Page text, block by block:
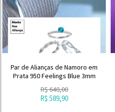
Par de Alianças de Namoro em
Prata 950 Feelings Blue 3mm
R$640,00
R$ 589,90